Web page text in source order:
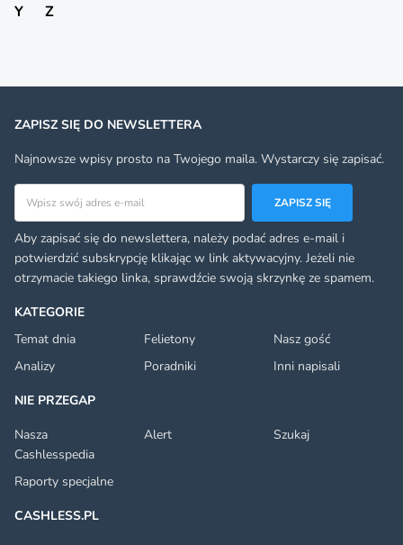
Y
Z
KATEGORIE
Temat dnia
Felietony
Nasz gość
Analizy
Poradniki
Inni napisali
NIE PRZEGAP
Nasza
Cashlesspedia
Alert Szukaj
Raporty specjalne
CASHLESS.PL
ZAPISZ SIĘ DO NEWSLETTERA
Najnowsze wpisy prosto na Twojego maila. Wystarczy się zapisać.
Adres email
ZAPISZ SIĘ
Aby zapisać się do newslettera, należy podać adres e-mail i
potwierdzić subskrypcję klikając w link aktywacyjny. Jeżeli nie
otrzymacie takiego linka, sprawdźcie swoją skrzynkę ze spamem.